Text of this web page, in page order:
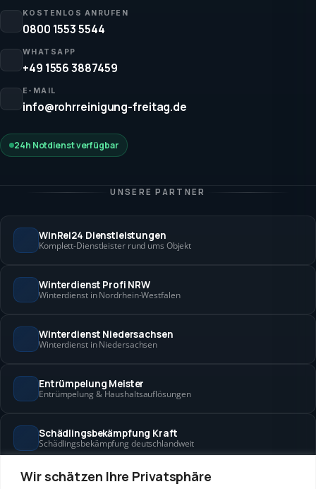
Wir schätzen Ihre Privatsphäre
KOSTENLOS ANRUFEN
0800 1553 5544
WHATSAPP
+49 1556 3887459
E-MAIL
info@rohrreinigung-freitag.de
24h Notdienst verfügbar
UNSERE PARTNER
WinRei24 Dienstleistungen
Komplett-Dienstleister rund ums Objekt
Winterdienst Profi NRW
Winterdienst in Nordrhein-Westfalen
Winterdienst Niedersachsen
Winterdienst in Niedersachsen
Entrümpelung Meister
Entrümpelung & Haushaltsauflösungen
Schädlingsbekämpfung Kraft
Schädlingsbekämpfung deutschlandweit
Hanse Objektservice